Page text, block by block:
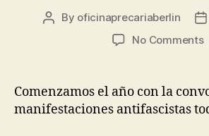
Post
By oficinaprecariaberlin
No Commentson
Comenzamos el año con la
manifestaciones antifascistas